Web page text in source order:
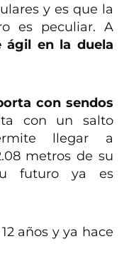
y es que la
es peculiar. A
ágil en la duela
con sendos
con un salto
llegar a
metros de su
futuro ya es
años y ya hace